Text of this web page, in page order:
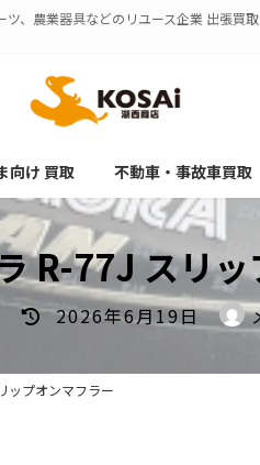
ツ、農業器具などのリユース企業 出
向け 買取 不動車・事故車買取
R-77J スリ
最
新
2026年6月19日
ップオンマフラー